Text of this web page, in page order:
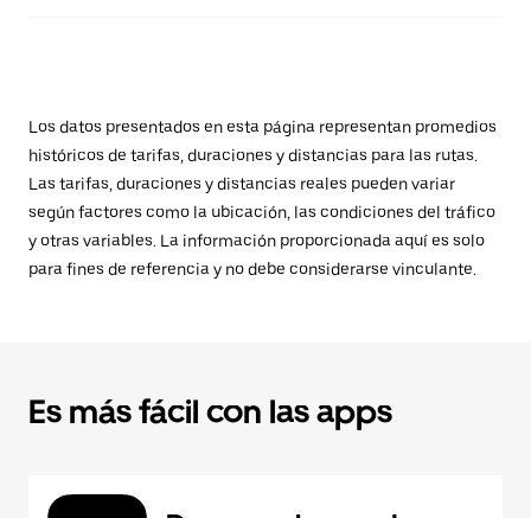
Los datos presentados en esta página representan promedios
históricos de tarifas, duraciones y distancias para las rutas.
Las tarifas, duraciones y distancias reales pueden variar
según factores como la ubicación, las condiciones del tráfico
y otras variables. La información proporcionada aquí es solo
para fines de referencia y no debe considerarse vinculante.
Es más fácil con las apps